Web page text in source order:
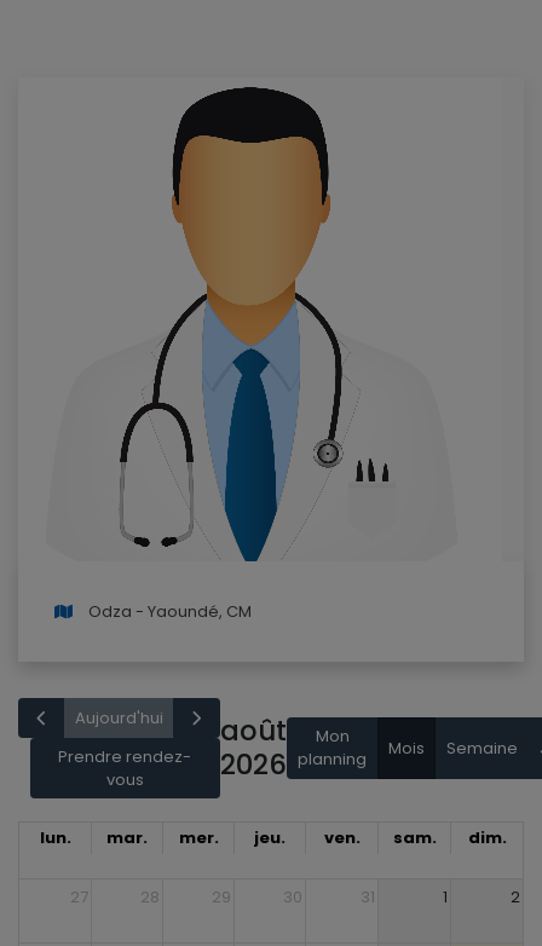
Odza - Yaoundé, CM
Aujourd'hui
Prendre rendez-
vous
août
2026
Mon
planning
Mois Semaine
lun. mar. mer. jeu. ven. sam. dim.
27 28 29 30 31 1 2